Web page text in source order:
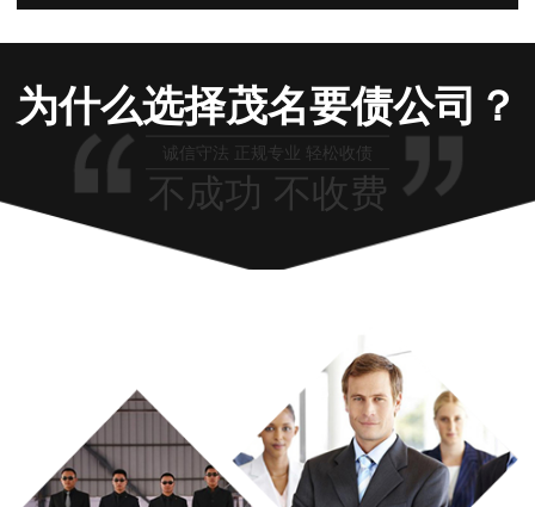
为什么选择茂名要债公司？
诚信守法 正规专业 轻松收债
不成功 不收费